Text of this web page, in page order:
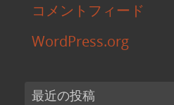
コメントフィード
WordPress.org
最近の投稿